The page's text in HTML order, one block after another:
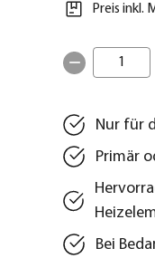
Preis inkl.
1
Nur für
Primär
Bei